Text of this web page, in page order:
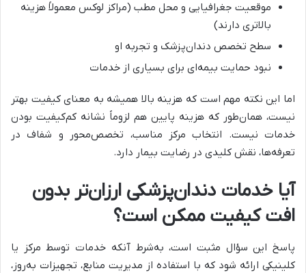
موقعیت جغرافیایی و محل مطب (مراکز لوکس معمولاً هزینه
بالاتری دارند)
سطح تخصص دندان‌پزشک و تجربه او
نبود حمایت بیمه‌ای برای بسیاری از خدمات
اما این نکته مهم است که هزینه بالا همیشه به معنای کیفیت بهتر
نیست، همان‌طور که هزینه پایین هم لزوماً نشانه کم‌کیفیت بودن
خدمات نیست. انتخاب مرکز مناسب، تخصص‌محور و شفاف در
تعرفه‌ها، نقش کلیدی در رضایت بیمار دارد.
آیا خدمات دندان‌پزشکی ارزان‌تر بدون
افت کیفیت ممکن است؟
پاسخ این سؤال مثبت است، به‌شرط آنکه خدمات توسط مرکز یا
کلینیکی ارائه شود که با استفاده از مدیریت منابع، تجهیزات به‌روز،